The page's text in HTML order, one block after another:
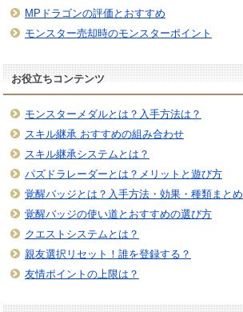
MPドラゴンの評価とおすすめ
モンスター売却時のモンスターポイント
お役立ちコンテンツ
モンスターメダルとは？入手方法は？
スキル継承 おすすめの組み合わせ
スキル継承システムとは？
パズドラレーダーとは？メリットと遊び方
覚醒バッジとは？入手方法・効果・種類まとめ
覚醒バッジの使い道とおすすめの選び方
クエストシステムとは？
親友選択リセット！誰を登録する？
友情ポイントの上限は？